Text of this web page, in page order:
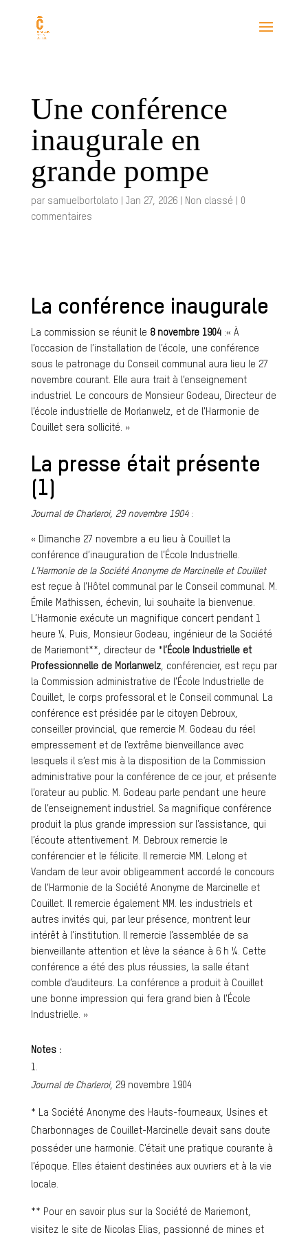
Une conférence
inaugurale en
grande pompe
par samuelbortolato Jan 27, 2026| Non classé
0
commentaires
La conférence inaugurale
La commission se réunit le 8 novembre 1904:« À
l’occasion de l’installation de l’école, une conférence
sous le patronage du Conseil communal aura lieu le 27
novembre courant. Elle aura trait à l’enseignement
industriel. Le concours de Monsieur Godeau, Directeur de
l’école industrielle de Morlanwelz, et de l’Harmonie de
Couillet sera sollicité. »
La presse était présente
(1)
Journal de Charleroi, 29 novembre 1904:
« Dimanche 27 novembre a eu lieu à Couillet la
conférence d’inauguration de l’École Industrielle.
L’Harmonie de la Société Anonyme de Marcinelle et Couillet
est reçue à l’Hôtel communal par le Conseil communal. M.
Émile Mathissen, échevin, lui souhaite la bienvenue.
L’Harmonie exécute un magnifique concert pendant 1
heure ¼. Puis, Monsieur Godeau, ingénieur de la Société
de Mariemont**, directeur de *l’École Industrielle et
Professionnelle de Morlanwelz, conférencier, est reçu par
la Commission administrative de l’École Industrielle de
Couillet, le corps professoral et le Conseil communal. La
conférence est présidée par le citoyen Debroux,
conseiller provincial, que remercie M. Godeau du réel
empressement et de l’extrême bienveillance avec
lesquels il s’est mis à la disposition de la Commission
administrative pour la conférence de ce jour, et présente
l’orateur au public. M. Godeau parle pendant une heure
de l’enseignement industriel. Sa magnifique conférence
produit la plus grande impression sur l’assistance, qui
l’écoute attentivement. M. Debroux remercie le
conférencier et le félicite. Il remercie MM. Lelong et
Vandam de leur avoir obligeamment accordé le concours
de l’Harmonie de la Société Anonyme de Marcinelle et
Couillet. Il remercie également MM. les industriels et
autres invités qui, par leur présence, montrent leur
intérêt à l’institution. Il remercie l’assemblée de sa
bienveillante attention et lève la séance à 6 h ¼. Cette
conférence a été des plus réussies, la salle étant
comble d’auditeurs. La conférence a produit à Couillet
une bonne impression qui fera grand bien à l’École
Industrielle. »
Notes :
Journal de Charleroi, 29 novembre 1904
* La Société Anonyme des Hauts-fourneaux, Usines et
Charbonnages de Couillet-Marcinelle devait sans doute
posséder une harmonie. C’était une pratique courante à
l’époque. Elles étaient destinées aux ouvriers et à la vie
locale.
** Pour en savoir plus sur la Société de Mariemont,
visitez le site de Nicolas Elias, passionné de mines et